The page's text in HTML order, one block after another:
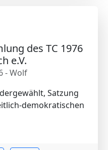
des TC 1976
e.V.
- Wolf
Satzung
demokratischen